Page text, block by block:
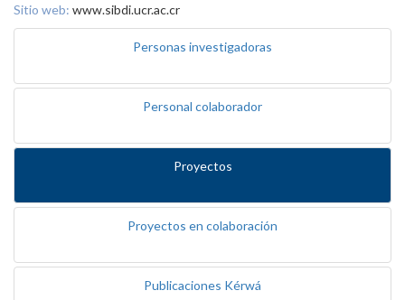
Sitio web: www.sibdi.ucr.ac.cr
Personas investigadoras
Personal colaborador
Proyectos
Proyectos en colaboración
Publicaciones Kérwá